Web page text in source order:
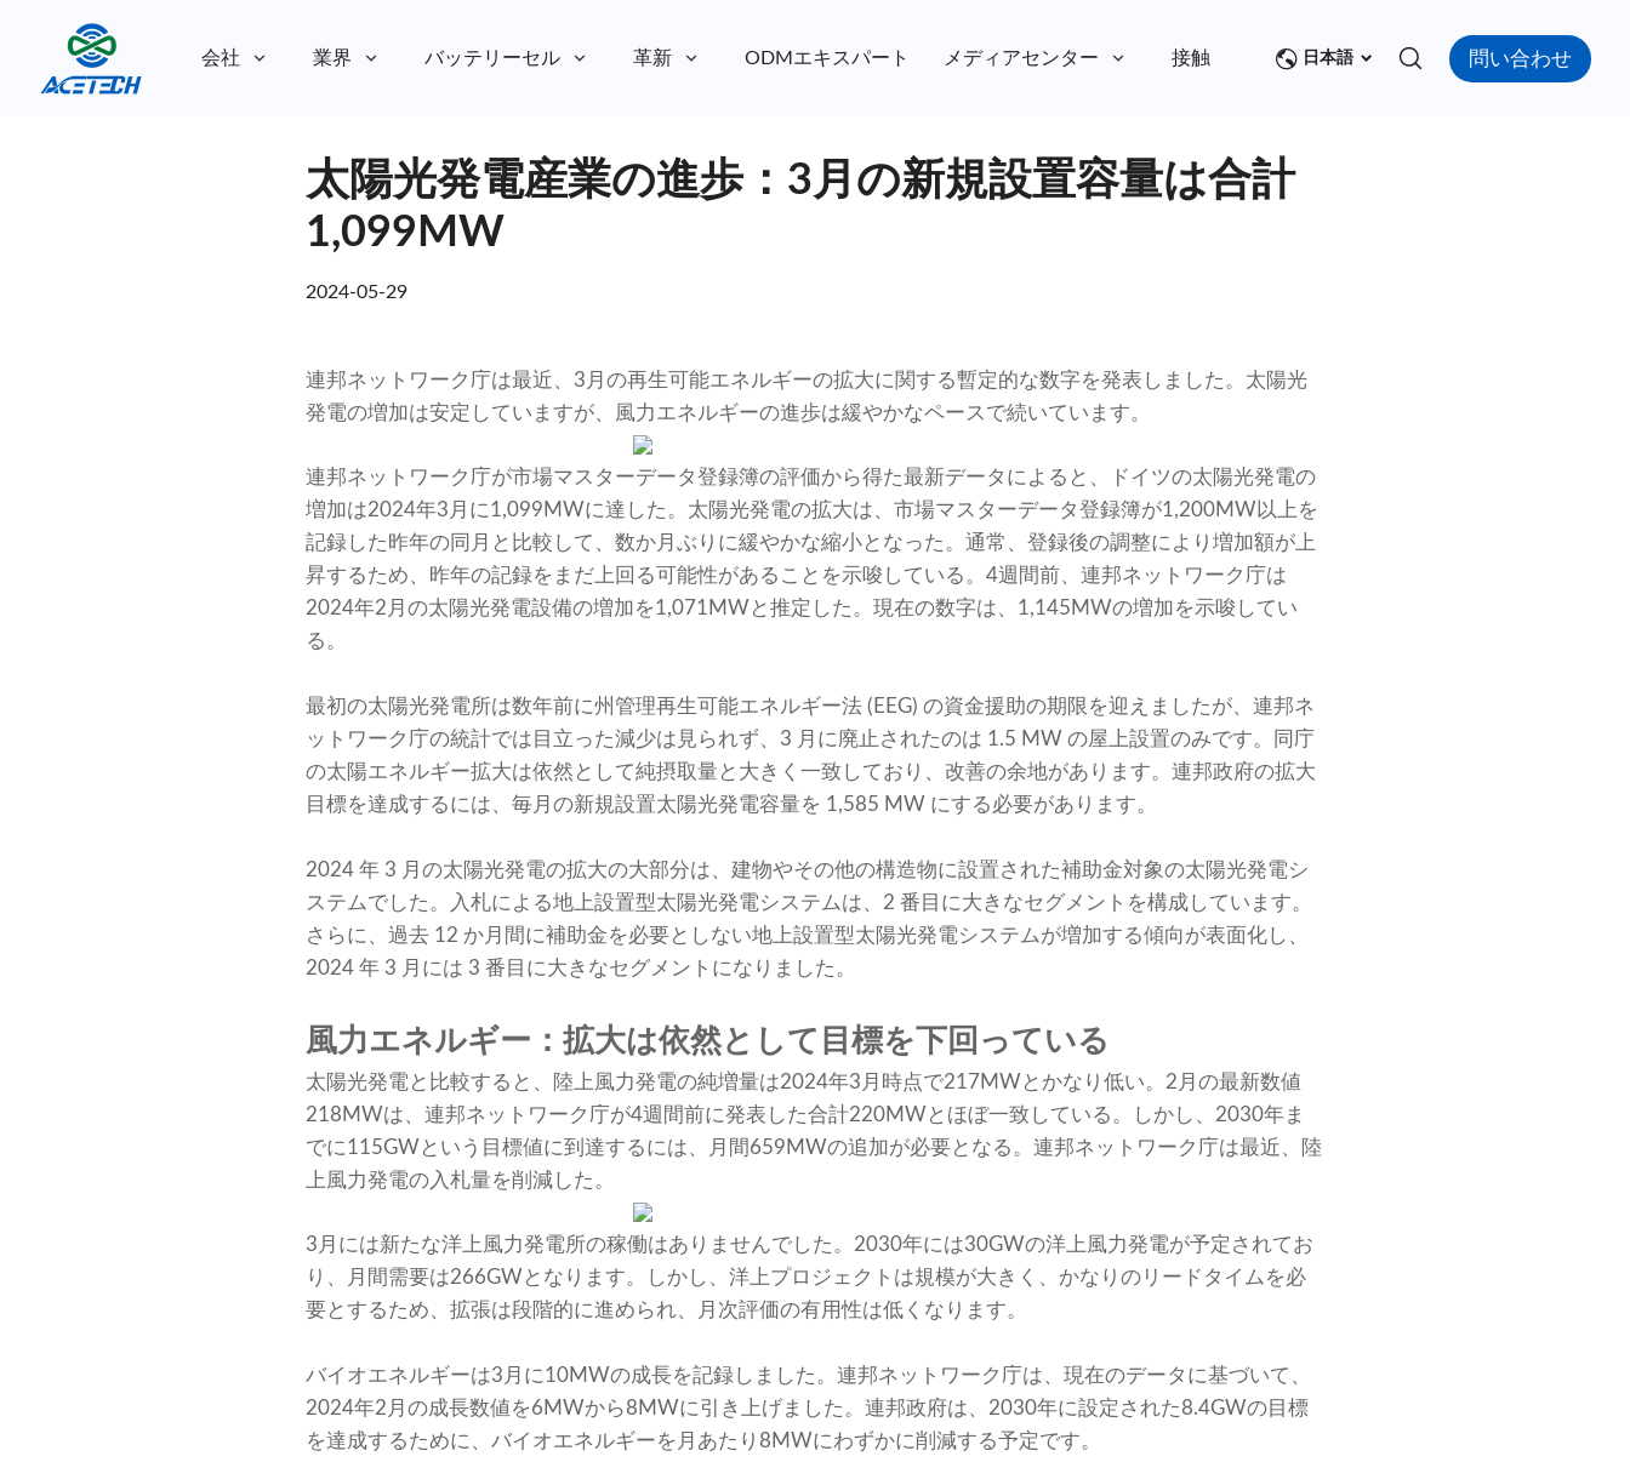
会社 業界 バッテリーセル 革新 ODMエキスパート メディアセンター 接触 日本語 問い合わせ
太陽光発電産業の進歩：3月の新規設置容量は合計
1,099MW
2024-05-29
連邦ネットワーク庁は最近、3月の再生可能エネルギーの拡大に関する暫定的な数字を発表しました。太陽光
発電の増加は安定していますが、風力エネルギーの進歩は緩やかなペースで続いています。
連邦ネットワーク庁が市場マスターデータ登録簿の評価から得た最新データによると、ドイツの太陽光発電の
増加は2024年3月に1,099MWに達した。太陽光発電の拡大は、市場マスターデータ登録簿が1,200MW以上を
記録した昨年の同月と比較して、数か月ぶりに緩やかな縮小となった。通常、登録後の調整により増加額が上
昇するため、昨年の記録をまだ上回る可能性があることを示唆している。4週間前、連邦ネットワーク庁は
2024年2月の太陽光発電設備の増加を1,071MWと推定した。現在の数字は、1,145MWの増加を示唆してい
る。
最初の太陽光発電所は数年前に州管理再生可能エネルギー法 (EEG) の資金援助の期限を迎えましたが、連邦ネ
ットワーク庁の統計では目立った減少は見られず、3 月に廃止されたのは 1.5 MW の屋上設置のみです。同庁
の太陽エネルギー拡大は依然として純摂取量と大きく一致しており、改善の余地があります。連邦政府の拡大
目標を達成するには、毎月の新規設置太陽光発電容量を 1,585 MW にする必要があります。
2024 年 3 月の太陽光発電の拡大の大部分は、建物やその他の構造物に設置された補助金対象の太陽光発電シ
ステムでした。入札による地上設置型太陽光発電システムは、2 番目に大きなセグメントを構成しています。
さらに、過去 12 か月間に補助金を必要としない地上設置型太陽光発電システムが増加する傾向が表面化し、
2024 年 3 月には 3 番目に大きなセグメントになりました。
風力エネルギー：拡大は依然として目標を下回っている
太陽光発電と比較すると、陸上風力発電の純増量は2024年3月時点で217MWとかなり低い。2月の最新数値
218MWは、連邦ネットワーク庁が4週間前に発表した合計220MWとほぼ一致している。しかし、2030年ま
でに115GWという目標値に到達するには、月間659MWの追加が必要となる。連邦ネットワーク庁は最近、陸
上風力発電の入札量を削減した。
3月には新たな洋上風力発電所の稼働はありませんでした。2030年には30GWの洋上風力発電が予定されてお
り、月間需要は266GWとなります。しかし、洋上プロジェクトは規模が大きく、かなりのリードタイムを必
要とするため、拡張は段階的に進められ、月次評価の有用性は低くなります。
バイオエネルギーは3月に10MWの成長を記録しました。連邦ネットワーク庁は、現在のデータに基づいて、
2024年2月の成長数値を6MWから8MWに引き上げました。連邦政府は、2030年に設定された8.4GWの目標
を達成するために、バイオエネルギーを月あたり8MWにわずかに削減する予定です。